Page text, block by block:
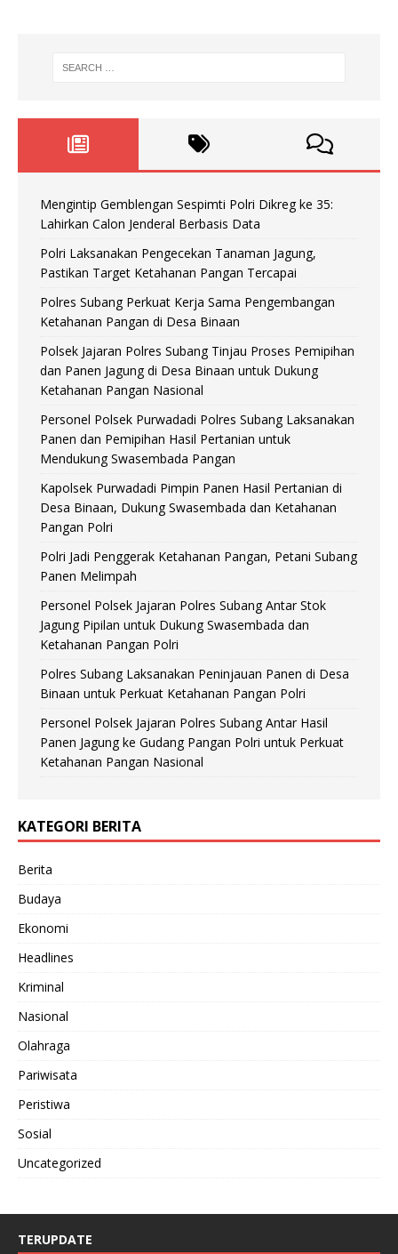
Mengintip Gemblengan Sespimti Polri Dikreg ke 35:
Lahirkan Calon Jenderal Berbasis Data
Polri Laksanakan Pengecekan Tanaman Jagung,
Pastikan Target Ketahanan Pangan Tercapai
Polres Subang Perkuat Kerja Sama Pengembangan
Ketahanan Pangan di Desa Binaan
Polsek Jajaran Polres Subang Tinjau Proses Pemipihan
dan Panen Jagung di Desa Binaan untuk Dukung
Ketahanan Pangan Nasional
Personel Polsek Purwadadi Polres Subang Laksanakan
Panen dan Pemipihan Hasil Pertanian untuk
Mendukung Swasembada Pangan
Kapolsek Purwadadi Pimpin Panen Hasil Pertanian di
Desa Binaan, Dukung Swasembada dan Ketahanan
Pangan Polri
Polri Jadi Penggerak Ketahanan Pangan, Petani Subang
Panen Melimpah
Personel Polsek Jajaran Polres Subang Antar Stok
Jagung Pipilan untuk Dukung Swasembada dan
Ketahanan Pangan Polri
Polres Subang Laksanakan Peninjauan Panen di Desa
Binaan untuk Perkuat Ketahanan Pangan Polri
Personel Polsek Jajaran Polres Subang Antar Hasil
Panen Jagung ke Gudang Pangan Polri untuk Perkuat
Ketahanan Pangan Nasional
KATEGORI BERITA
Berita
Budaya
Ekonomi
Headlines
Kriminal
Nasional
Olahraga
Pariwisata
Peristiwa
Sosial
Uncategorized
TERUPDATE